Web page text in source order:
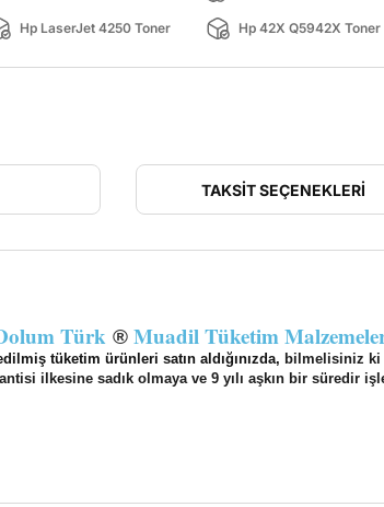
Hp LaserJet 4250 Toner Hp 42X Q5942X Toner
TAKSIT SEÇENEKLERI
Türk ® Muadil Tüketim
tüketim ürünleri satın aldığınızda, bilmelisiniz ki
ilkesine sadık olmaya ve 9 yılı aşkın bir süredir